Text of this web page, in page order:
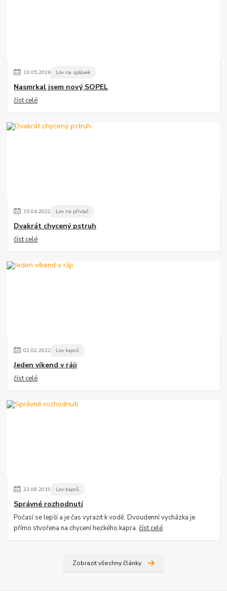
13.05.2026 Lov na splávek
Nasmrkal jsem nový SOPEL
číst celé
15.04.2022 Lov na přívlač
Dvakrát chycený pstruh
číst celé
02.02.2022 Lov kaprů
Jeden víkend v ráji
číst celé
23.08.2019 Lov kaprů
Správné rozhodnutí
Počasí se lepší a je čas vyrazit k vodě. Dvoudenní vycházka je
přímo stvořena na chycení hezkého kapra.číst celé
Zobrazit všechny články